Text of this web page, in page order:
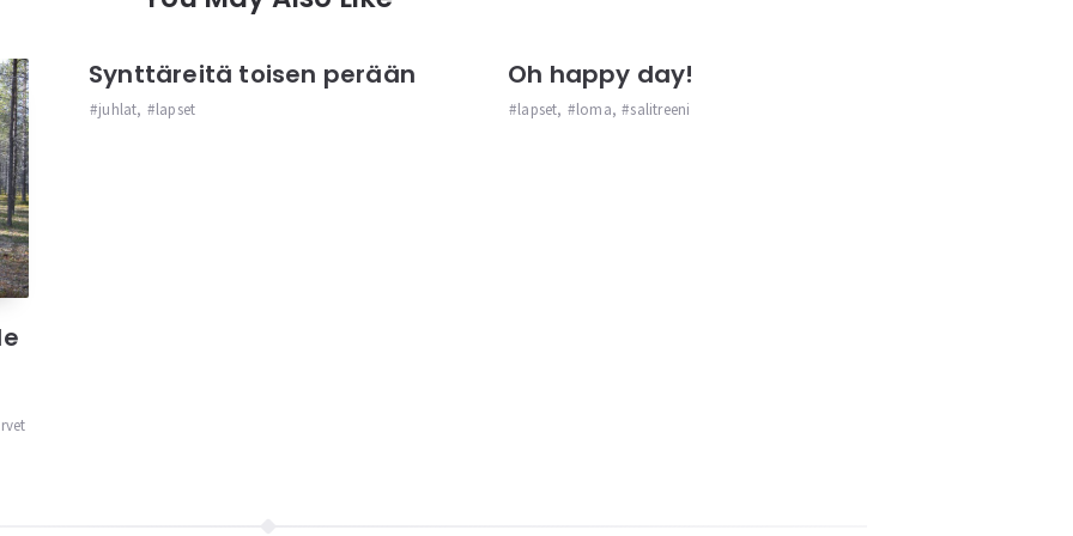
Synttäreitä toisen perään
juhlat, lapset
Oh happy day!
lapset, loma, salitreeni